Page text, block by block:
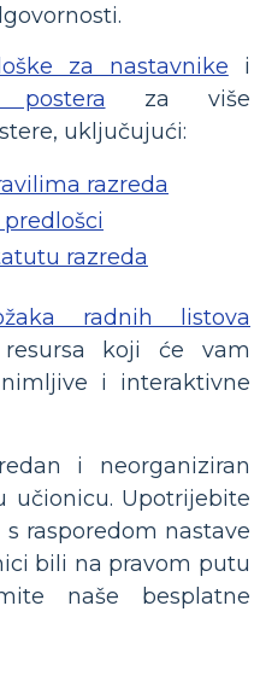
za nastavnike i
za više
uključujući:
razreda
razreda
radnih listova
koji će vam
i interaktivne
i neorganiziran
učionicu. Upotrijebite
rasporedom nastave
bili na pravom putu
naše besplatne